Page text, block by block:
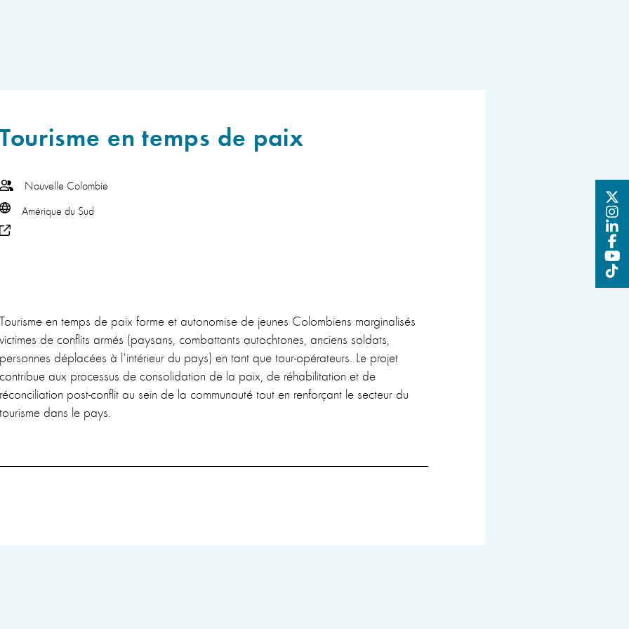
en temps de paix
Nouvelle Colombie
Amérique du Sud
en temps de paix forme et autonomise de jeunes Colombiens marginalisés
de conflits armés (paysans, combattants autochtones, anciens soldats,
déplacées à l'intérieur du pays) en tant que tour-opérateurs. Le projet
aux processus de consolidation de la paix, de réhabilitation et de
post-conflit au sein de la communauté tout en renforçant le secteur du
dans le pays.